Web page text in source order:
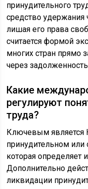
принудительного
средство удержания
лишая его права
считается формой
многих стран прямо
через
Какие
регулируют
труда?
Ключевым
принудительном или
которая определяет
Дополнительно
ликвидации